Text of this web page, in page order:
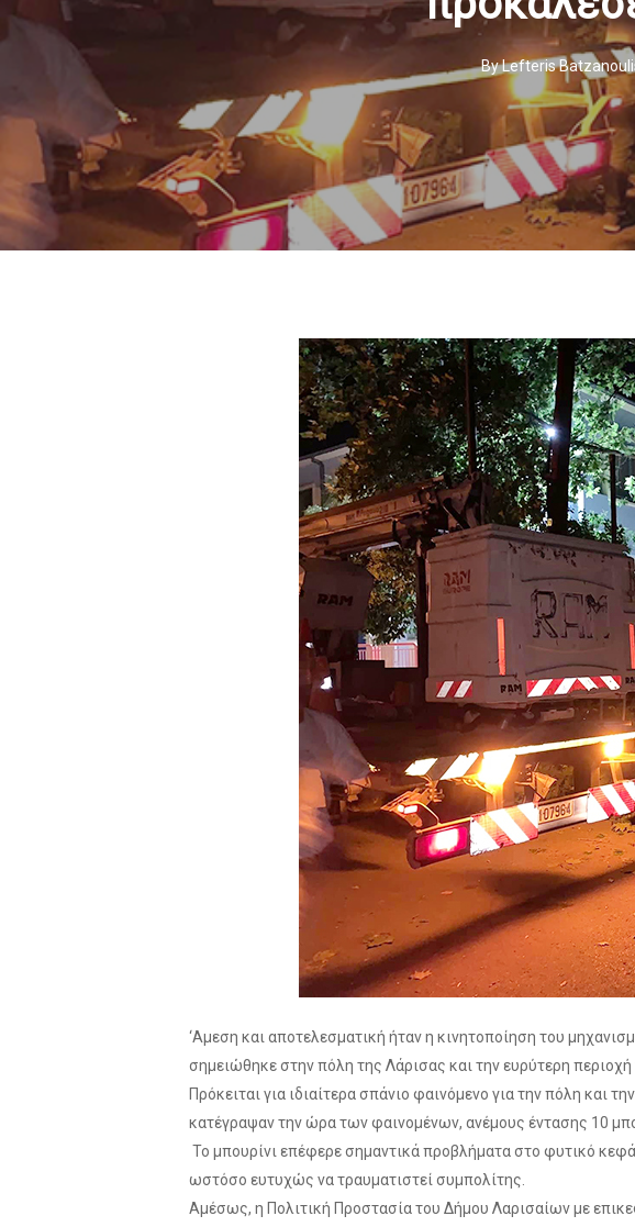
ByLefteris
‘Αμεση και αποτελεσματική ήταν η κινητοποίηση του
σημειώθηκε στην πόλη της Λάρισας και την ευρύτερη
Πρόκειται για ιδιαίτερα σπάνιο φαινόμενο για την πόλη και
κατέγραψαν την ώρα των φαινομένων, ανέμους έντασης 10
To μπουρίνι επέφερε σημαντικά προβλήματα στο φυτικό
ωστόσο ευτυχώς να τραυματιστεί συμπολίτης.
Αμέσως, η Πολιτική Προστασία του Δήμου Λαρισαίων με